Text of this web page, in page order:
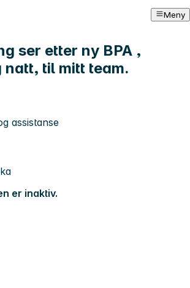
Meny
ser etter ny BPA ,
natt, til mitt team.
assistanse
er inaktiv.